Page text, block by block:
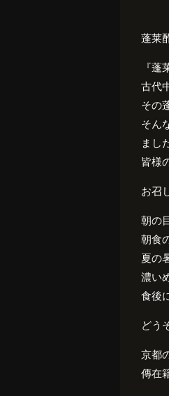
蓬莱
『蓬
古代
その
そん
まし
皆様
お召
朝の
朝食
夏の
濃い
食後
どう
京都
傳在